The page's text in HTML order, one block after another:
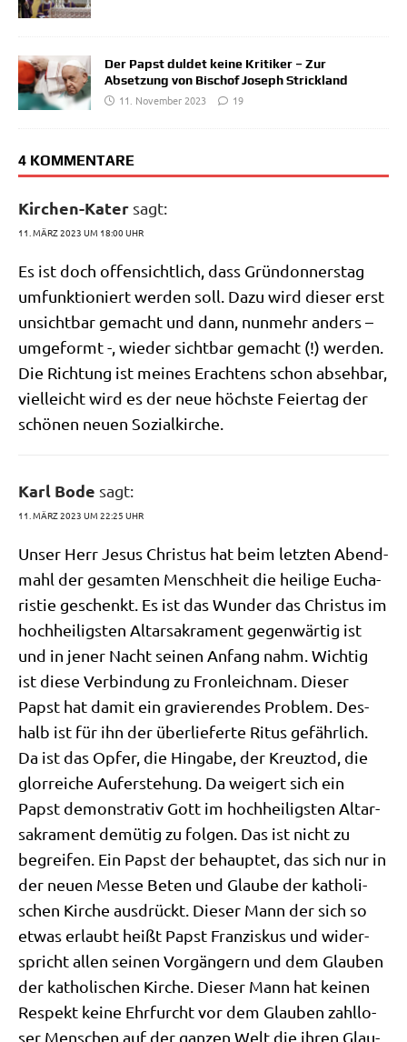
Der Papst duldet keine Kritiker – Zur
Absetzung von Bischof Joseph Strickland
11. November 2023
19
4 KOMMENTARE
Kirchen-Kater sagt:
11. MÄRZ 2023 UM 18:00 UHR
Es ist doch offen­sicht­lich, dass Grün­don­ners­tag
umfunk­tio­niert wer­den soll. Dazu wird die­ser erst
unsicht­bar gemacht und dann, nun­mehr anders –
umge­formt -, wie­der sicht­bar gemacht (!) wer­den.
Die Rich­tung ist mei­nes Erach­tens schon abseh­bar,
viel­leicht wird es der neue höch­ste Fei­er­tag der
schö­nen neu­en Sozialkirche.
Karl Bode sagt:
11. MÄRZ 2023 UM 22:25 UHR
Unser Herr Jesus Chri­stus hat beim letz­ten Abend­
mahl der gesam­ten Mensch­heit die hei­li­ge Eucha­
ri­stie geschenkt. Es ist das Wun­der das Chri­stus im
hoch­hei­lig­sten Altar­sa­kra­ment gegen­wär­tig ist
und in jener Nacht sei­nen Anfang nahm. Wich­tig
ist die­se Ver­bin­dung zu Fron­leich­nam. Die­ser
Papst hat damit ein gra­vie­ren­des Pro­blem. Des­
halb ist für ihn der über­lie­fer­te Ritus gefähr­lich.
Da ist das Opfer, die Hin­ga­be, der Kreuz­tod, die
glor­rei­che Auf­er­ste­hung. Da wei­gert sich ein
Papst demon­stra­tiv Gott im hoch­hei­lig­sten Altar­
sa­kra­ment demü­tig zu fol­gen. Das ist nicht zu
begrei­fen. Ein Papst der behaup­tet, das sich nur in
der neu­en Mes­se Beten und Glau­be der katho­li­
schen Kir­che aus­drückt. Die­ser Mann der sich so
etwas erlaubt heißt Papst Fran­zis­kus und wider­
spricht allen sei­nen Vor­gän­gern und dem Glau­ben
der katho­li­schen Kir­che. Die­ser Mann hat kei­nen
Respekt kei­ne Ehr­furcht vor dem Glau­ben zahl­lo­
ser Men­schen auf der gan­zen Welt die ihren Glau­